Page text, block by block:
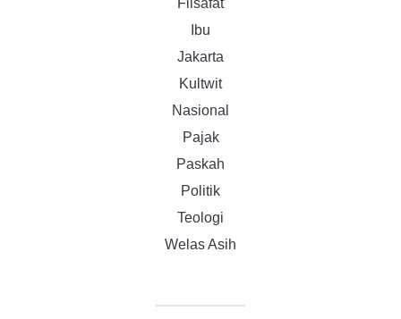
Ibu
Jakarta
Kultwit
Nasional
Pajak
Paskah
Politik
Teologi
Welas Asih